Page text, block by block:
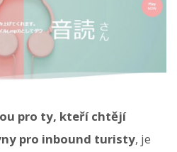
pro ty, kteří chtějí
pro inbound turisty, je